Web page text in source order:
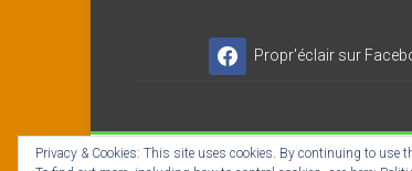
Propr'éclair sur
Copyright © 2026Propr'éclair ✓ Titres-
Privacy & Cookies: This site uses cookies. By continuing to use